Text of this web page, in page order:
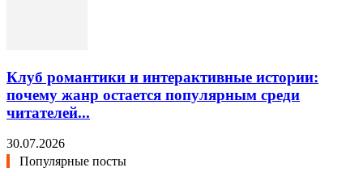
Клуб романтики и интерактивные истории:
почему жанр остается популярным среди
читателей...
30.07.2026
Популярные посты